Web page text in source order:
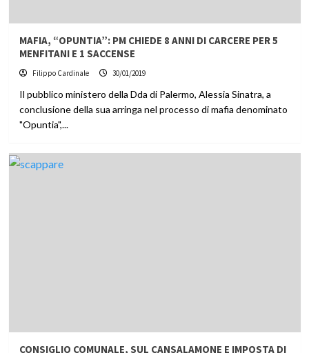
MAFIA, “OPUNTIA”: PM CHIEDE 8 ANNI DI CARCERE PER 5
MENFITANI E 1 SACCENSE
Filippo Cardinale 30/01/2019
Il pubblico ministero della Dda di Palermo, Alessia Sinatra, a
conclusione della sua arringa nel processo di mafia denominato
"Opuntia",...
CONSIGLIO COMUNALE, SUL CANSALAMONE E IMPOSTA DI